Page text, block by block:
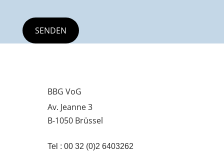
BBG VoG
Av. Jeanne 3
B-1050 Brüssel
Tel : 00 32 (0)2 6403262